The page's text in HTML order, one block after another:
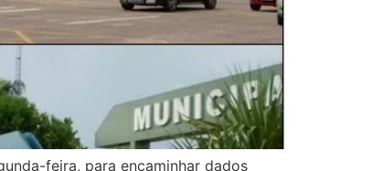
feira, para encaminhar dados